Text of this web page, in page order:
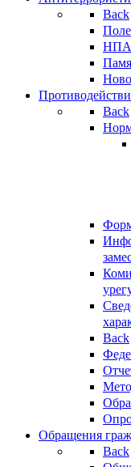
Back
НПА
Back
Back
Обращения
Back